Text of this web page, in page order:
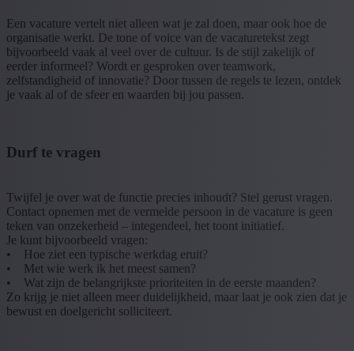
Een vacature vertelt niet alleen wat je zal doen, maar ook hoe de
organisatie werkt. De tone of voice van de vacaturetekst zegt
bijvoorbeeld vaak al veel over de cultuur. Is de stijl zakelijk of
eerder informeel? Wordt er gesproken over teamwork,
zelfstandigheid of innovatie? Door tussen de regels te lezen, ontdek
je vaak al of de sfeer en waarden bij jou passen.
Durf te vragen
Twijfel je over wat de functie precies inhoudt? Stel gerust vragen.
Contact opnemen met de vermelde persoon in de vacature is geen
teken van onzekerheid – integendeel, het toont initiatief.
Je kunt bijvoorbeeld vragen:
• Hoe ziet een typische werkdag eruit?
• Met wie werk ik het meest samen?
• Wat zijn de belangrijkste prioriteiten in de eerste maanden?
Zo krijg je niet alleen meer duidelijkheid, maar laat je ook zien dat je
bewust en doelgericht solliciteert.